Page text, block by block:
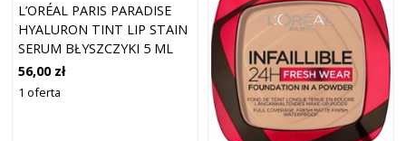
L’ORÉAL PARIS PARADISE
HYALURON TINT LIP STAIN
SERUM BŁYSZCZYKI 5 ML
635 - WORTH IT MEDIUM
56,00 zł
1 oferta